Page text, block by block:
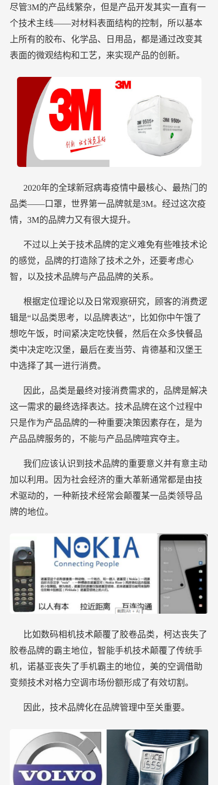
尽管3M的产品线繁杂，但是产品开发其实一直有一
个技术主线——对材料表面结构的控制，所以基本
上所有的胶布、化学品、日用品，都是通过改变其
表面的微观结构和工艺，来实现产品的创新。
2020年的全球新冠病毒疫情中最核心、最热门的
品类——口罩，世界第一品牌就是3M。经过这次疫
情，3M的品牌力又有很大提升。
不过以上关于技术品牌的定义难免有些唯技术论
的感觉，品牌的打造除了技术之外，还要考虑心
智，以及技术品牌与产品品牌的关系。
根据定位理论以及日常观察研究，顾客的消费逻
辑是“以品类思考，以品牌表达”，比如你中午饿了
想吃午饭，时间紧决定吃快餐，然后在众多快餐品
类中决定吃汉堡，最后在麦当劳、肯德基和汉堡王
中选择了其一进行消费。
因此，品类是最终对接消费需求的，品牌是解决
这一需求的最终选择表达。技术品牌在这个过程中
只是作为产品品牌的一种重要决策因素存在，是为
产品品牌服务的，不能与产品品牌喧宾夺主。
我们应该认识到技术品牌的重要意义并有意主动
加以利用。因为社会经济的重大革新通常都是由技
术驱动的，一种新技术经常会颠覆某一品类领导品
牌的地位。
比如数码相机技术颠覆了胶卷品类，柯达丧失了
胶卷品牌的霸主地位，智能手机技术颠覆了传统手
机，诺基亚丧失了手机霸主的地位，美的空调借助
变频技术对格力空调市场份额形成了有效切割。
因此，技术品牌化在品牌管理中至关重要。